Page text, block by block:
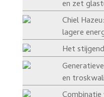
en zet
Chiel
lagere
Het
en